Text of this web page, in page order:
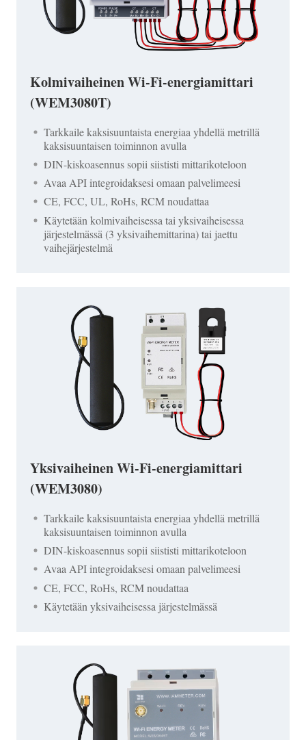
Kolmivaiheinen Wi-Fi-energiamittari
(WEM3080T)
Tarkkaile kaksisuuntaista energiaa yhdellä metrillä
kaksisuuntaisen toiminnon avulla
DIN-kiskoasennus sopii siististi mittarikoteloon
Avaa API integroidaksesi omaan palvelimeesi
CE, FCC, UL, RoHs, RCM noudattaa
Käytetään kolmivaiheisessa tai yksivaiheisessa
järjestelmässä (3 yksivaihemittarina) tai jaettu
vaihejärjestelmä
Yksivaiheinen Wi-Fi-energiamittari
(WEM3080)
Tarkkaile kaksisuuntaista energiaa yhdellä metrillä
kaksisuuntaisen toiminnon avulla
DIN-kiskoasennus sopii siististi mittarikoteloon
Avaa API integroidaksesi omaan palvelimeesi
CE, FCC, RoHs, RCM noudattaa
Käytetään yksivaiheisessa järjestelmässä